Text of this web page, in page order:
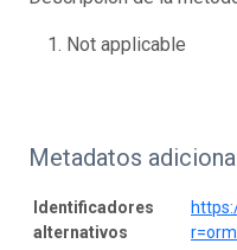
Not applicable
Metadatos
Identificadores
alternativos